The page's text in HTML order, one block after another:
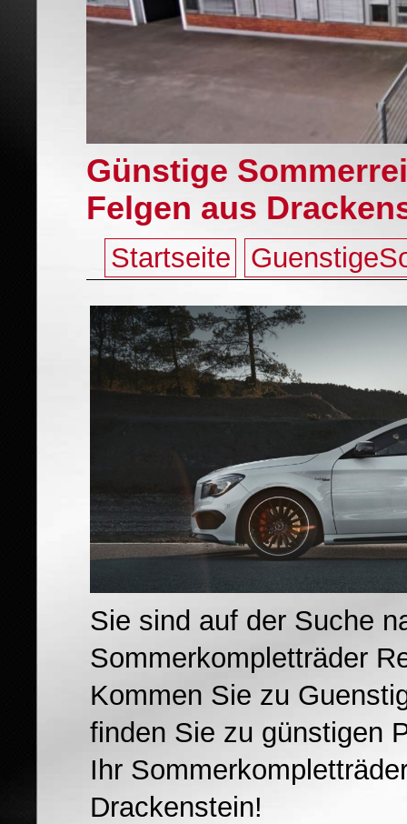
Günstige
Felgen aus
Startseite
Sie sind auf der Suche
Sommerkompletträder
Kommen Sie zu
finden Sie zu günstigen
Ihr
Drackenstein!